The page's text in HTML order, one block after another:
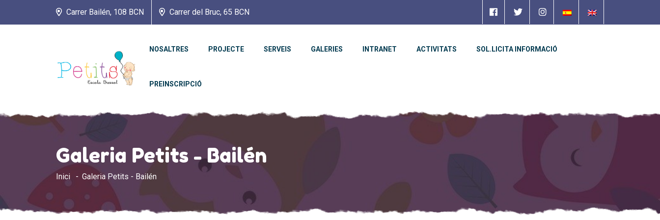
Carrer Bailén, 108 BCN Carrer del Bruc, 65 BCN
NOSALTRES PROJECTE SERVEIS GALERIES INTRANET ACTIVITATS SOL.LICITA INFORMACIÓ
PREINSCRIPCIÓ
Galeria Petits - Bailén
Inici Galeria Petits - Bailén